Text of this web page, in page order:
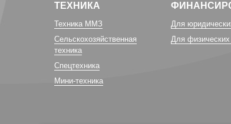
ТЕХНИКА
Техника ММЗ
Сельскохозяйственная
техника
Спецтехника
Мини-техника
Для
Для